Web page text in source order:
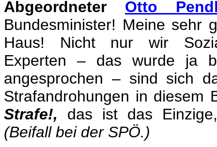
Abgeordneter Otto
Bundesminister! Meine sehr
Haus! Nicht nur wir
Experten – das wurde ja
angesprochen – sind sich
Strafandrohungen in diesem
Strafe!,
das ist das
(Beifall bei der SPÖ.)